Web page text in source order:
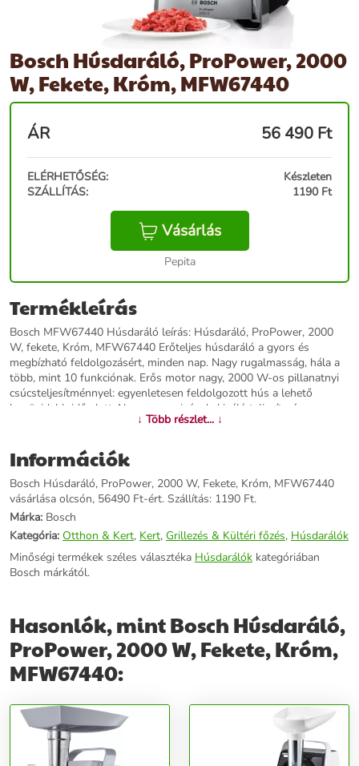
Bosch Húsdaráló, ProPower, 2000
W, Fekete, Króm, MFW67440
ÁR 56 490 Ft
ELÉRHETŐSÉG:
Készleten
SZÁLLÍTÁS:
1190 Ft
Vásárlás
Pepita
Termékleírás
Bosch MFW67440 Húsdaráló leírás: Húsdaráló, ProPower, 2000
W, fekete, Króm, MFW67440 Erőteljes húsdaráló a gyors és
megbízható feldolgozásért, minden nap. Nagy rugalmasság, hála a
több, mint 10 funkciónak. Erős motor nagy, 2000 W-os pillanatnyi
csúcsteljesítménnyel: egyenletesen feldolgozott hús a lehető
legrövidebb idő alatt. Nagy mennyiségek: kiváló teljesítmény nagy
mennyiségű étel rövid idő alatt történő feldolgozására. Több mint
sok minden más. "Hátramenet" funkció: megbízható segítség az
elakadt élelmiszerek kiszabadításához Szeletelő- és reszelőfeltét:
kényelmes reszelés, darabolás vagy aprítás. Kiváló eredmények 700
W Pillanatnyi csúcsteljesítmény: 2000 Watt 8 mm-es húsdaráló
lyukméret 3.5 kg Biztonság Hátramenet funkció a megnövelt
biztonság érdekében Túlterhelés védő kuplung Szilárd rögzítés
gumilábakkal Kényelem Nagyméretű betöltőnyílás, kézreálló tömő-
eszköz Könnyen tárolható Beépített tárolóegység a tartozékoknak
Beépített tartozékok Tárcsák: 3 / 4,8 / 8 mm Kebbe készítő feltét
További információk>>
↓ Több részlet... ↓
Információk
Bosch Húsdaráló, ProPower, 2000 W, Fekete, Króm, MFW67440
vásárlása olcsón, 56490 Ft-ért. Szállítás: 1190 Ft.
Márka: Bosch
Kategória: Otthon & Kert, Kert, Grillezés & Kültéri főzés, Húsdarálók
Minőségi termékek széles választéka Húsdarálók kategóriában
Bosch márkától.
Hasonlók, mint Bosch Húsdaráló,
ProPower, 2000 W, Fekete, Króm,
MFW67440: